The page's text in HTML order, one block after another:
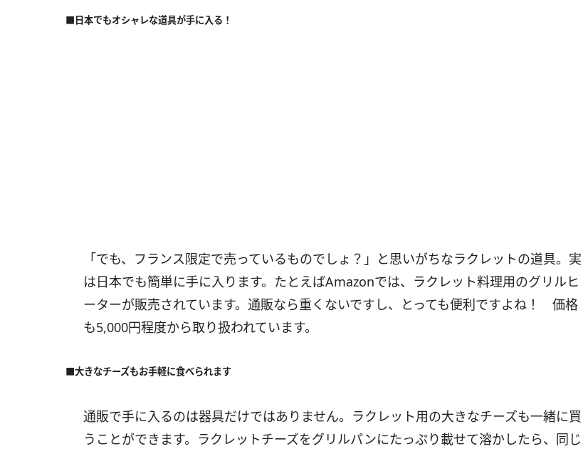
■日本でもオシャレな道具が手に入る！
「でも、フランス限定で売っているものでしょ？」と思いがちなラクレットの道具。実
は日本でも簡単に手に入ります。たとえばAmazonでは、ラクレット料理用のグリルヒ
ーターが販売されています。通販なら重くないですし、とっても便利ですよね！ 価格
も5,000円程度から取り扱われています。
■大きなチーズもお手軽に食べられます
通販で手に入るのは器具だけではありません。ラクレット用の大きなチーズも一緒に買
うことができます。ラクレットチーズをグリルパンにたっぷり載せて溶かしたら、同じ